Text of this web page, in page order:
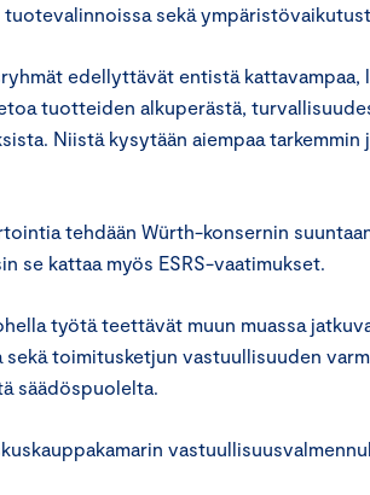
sekä
edellyttävät entistä kattavampaa,
tuotteiden alkuperästä,
Niistä kysytään aiempaa tarkemmin
tehdään Würth-konsernin
se kattaa myös ESRS-vaatimukset.
työtä teettävät muun muassa
sekä toimitusketjun vastuullisuuden
säädöspuolelta.